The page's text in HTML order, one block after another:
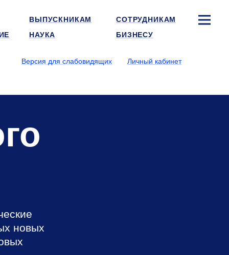
ВЫПУСКНИКАМ
СОТРУДНИКАМ
НАУКА БИЗНЕСУ
Версия для слабовидящих Личный кабинет
новых